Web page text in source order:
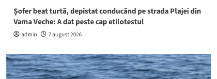
Șofer beat turtă, depistat conducând pe strada Plajei din
Vama Veche: A dat peste cap etilotestul
admin 7 august 2026